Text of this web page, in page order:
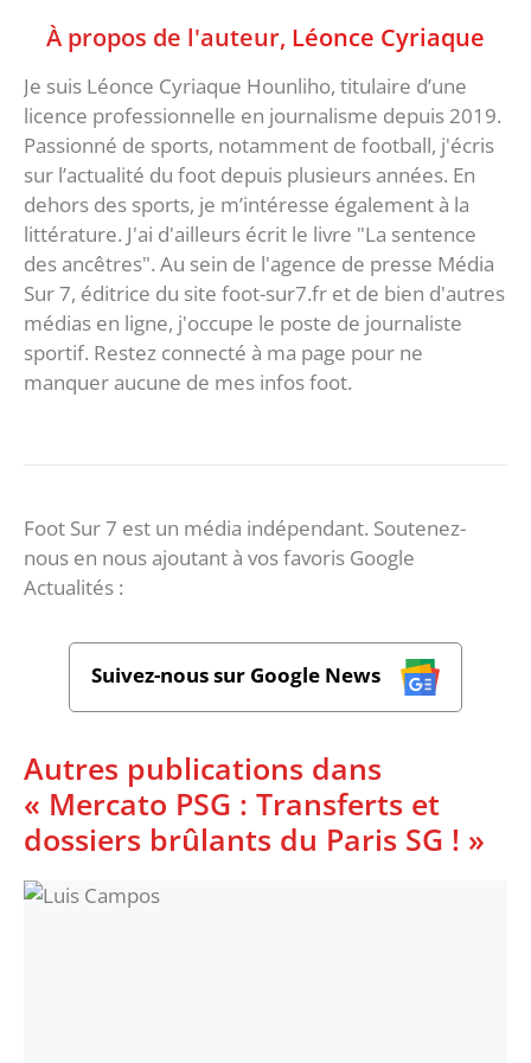
À propos de l'auteur, Léonce Cyriaque
Je suis Léonce Cyriaque Hounliho, titulaire d’une
licence professionnelle en journalisme depuis 2019.
Passionné de sports, notamment de football, j'écris
sur l’actualité du foot depuis plusieurs années. En
dehors des sports, je m’intéresse également à la
littérature. J'ai d'ailleurs écrit le livre "La sentence
des ancêtres". Au sein de l'agence de presse Média
Sur 7, éditrice du site foot-sur7.fr et de bien d'autres
médias en ligne, j'occupe le poste de journaliste
sportif. Restez connecté à ma page pour ne
manquer aucune de mes infos foot.
Foot Sur 7 est un média indépendant. Soutenez-
nous en nous ajoutant à vos favoris Google
Actualités :
Suivez-nous sur Google News
Autres publications dans
« Mercato PSG : Transferts et
dossiers brûlants du Paris SG ! »